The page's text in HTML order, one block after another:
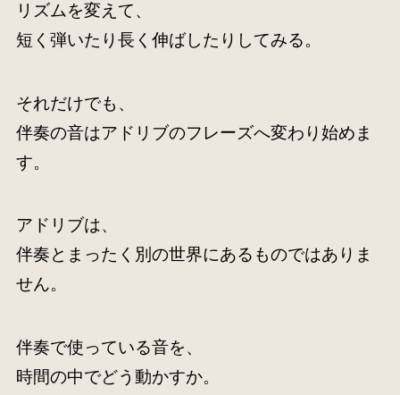
リズムを変えて、
短く弾いたり長く伸ばしたりしてみる。
それだけでも、
伴奏の音はアドリブのフレーズへ変わり始めま
す。
アドリブは、
伴奏とまったく別の世界にあるものではありま
せん。
伴奏で使っている音を、
時間の中でどう動かすか。